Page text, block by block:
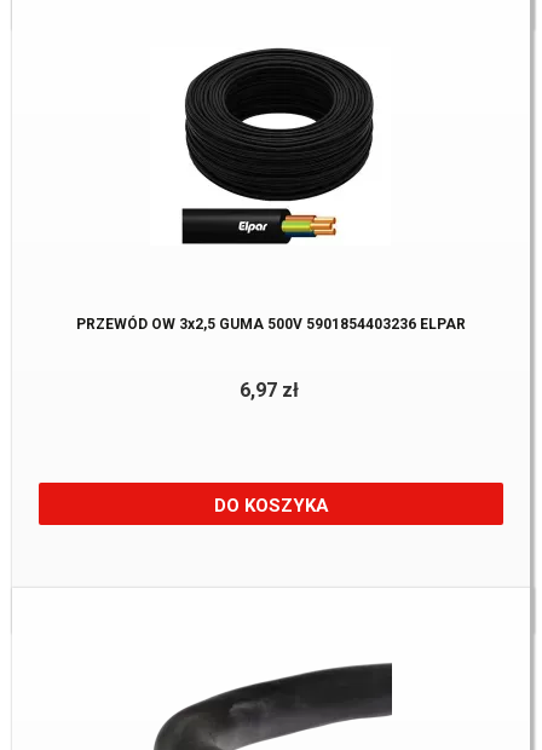
PRZEWÓD OW 3x2,5 GUMA 500V 5901854403236 ELPAR
6,97 zł
DO KOSZYKA
Dostępne:30 m.